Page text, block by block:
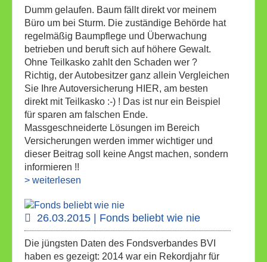
Dumm gelaufen. Baum fällt direkt vor meinem
Büro um bei Sturm. Die zuständige Behörde hat
regelmäßig Baumpflege und Überwachung
betrieben und beruft sich auf höhere Gewalt.
Ohne Teilkasko zahlt den Schaden wer ?
Richtig, der Autobesitzer ganz allein Vergleichen
Sie Ihre Autoversicherung HIER, am besten
direkt mit Teilkasko :-) ! Das ist nur ein Beispiel
für sparen am falschen Ende.
Massgeschneiderte Lösungen im Bereich
Versicherungen werden immer wichtiger und
dieser Beitrag soll keine Angst machen, sondern
informieren !!
> weiterlesen
26.03.2015 | Fonds beliebt wie nie
Die jüngsten Daten des Fondsverbandes BVI
haben es gezeigt: 2014 war ein Rekordjahr für